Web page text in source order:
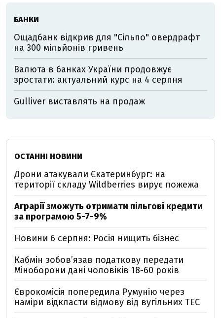
БАНКИ
Ощадбанк відкрив для "Сільпо" овердрафт
на 300 мільйонів гривень
Валюта в банках України продовжує
зростати: актуальний курс на 4 серпня
Gulliver виставлять на продаж
ОСТАННІ НОВИНИ
Дрони атакували Єкатеринбург: на
території складу Wildberries вирує пожежа
Аграрії зможуть отримати пільгові кредити
за програмою 5-7-9%
Новини 6 серпня: Росія нищить бізнес
Кабмін зобовʼязав податкову передати
Міноборони дані чоловіків 18-60 років
Єврокомісія попередила Румунію через
наміри відкласти відмову від вугільних ТЕС